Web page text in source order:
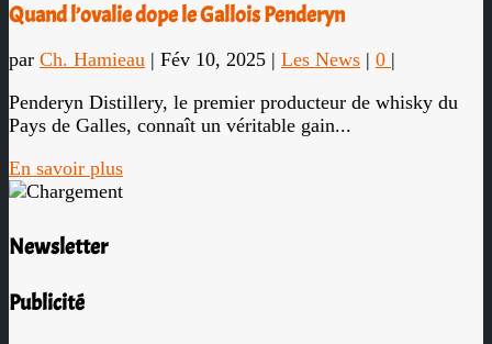
Quand l’ovalie dope le Gallois Penderyn
par Ch. Hamieau | Fév 10, 2025 | Les News | 0 |
Penderyn Distillery, le premier producteur de whisky du
Pays de Galles, connaît un véritable gain...
En savoir plus
Newsletter
Publicité